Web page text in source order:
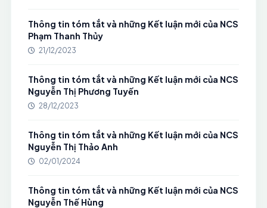
Thông tin tóm tắt và những Kết luận mới của NCS
Phạm Thanh Thủy
21/12/2023
Thông tin tóm tắt và những Kết luận mới của NCS
Nguyễn Thị Phương Tuyến
28/12/2023
Thông tin tóm tắt và những Kết luận mới của NCS
Nguyễn Thị Thảo Anh
02/01/2024
Thông tin tóm tắt và những Kết luận mới của NCS
Nguyễn Thế Hùng